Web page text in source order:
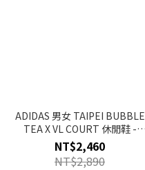
ADIDAS 男女 TAIPEI BUBBLE
TEA X VL COURT 休閒鞋 -
LC4054
NT$2,460
NT$2,890